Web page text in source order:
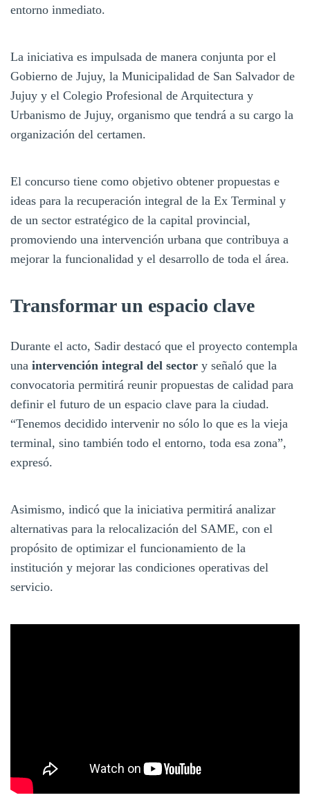
entorno inmediato.
La iniciativa es impulsada de manera conjunta por el
Gobierno de Jujuy, la Municipalidad de San Salvador de
Jujuy y el Colegio Profesional de Arquitectura y
Urbanismo de Jujuy, organismo que tendrá a su cargo la
organización del certamen.
El concurso tiene como objetivo obtener propuestas e
ideas para la recuperación integral de la Ex Terminal y
de un sector estratégico de la capital provincial,
promoviendo una intervención urbana que contribuya a
mejorar la funcionalidad y el desarrollo de toda el área.
Transformar un espacio clave
Durante el acto, Sadir destacó que el proyecto contempla
una intervención integral del sector y señaló que la
convocatoria permitirá reunir propuestas de calidad para
definir el futuro de un espacio clave para la ciudad.
“Tenemos decidido intervenir no sólo lo que es la vieja
terminal, sino también todo el entorno, toda esa zona”,
expresó.
Asimismo, indicó que la iniciativa permitirá analizar
alternativas para la relocalización del SAME, con el
propósito de optimizar el funcionamiento de la
institución y mejorar las condiciones operativas del
servicio.